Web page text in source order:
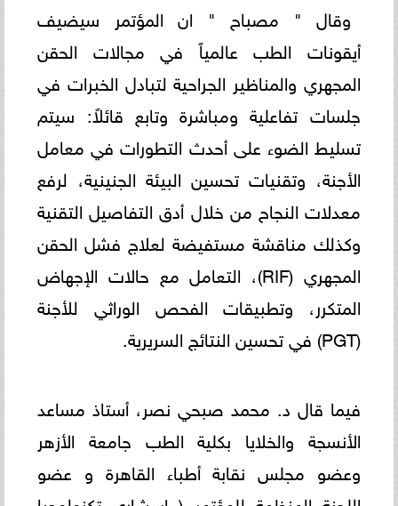
وقال " مصباح " ان المؤتمر سيضيف
أيقونات الطب عالمياً في مجالات الحقن
المجهري والمناظير الجراحية لتبادل الخبرات في
جلسات تفاعلية ومباشرة وتابع قائلاً: سيتم
تسليط الضوء على أحدث التطورات في معامل
الأجنة، وتقنيات تحسين البيئة الجنينية، لرفع
معدلات النجاح من خلال أدق التفاصيل التقنية
وكذلك مناقشة مستفيضة لعلاج فشل الحقن
المجهري (RIF)، التعامل مع حالات الإجهاض
المتكرر، وتطبيقات الفحص الوراثي للأجنة
(PGT) في تحسين النتائج السريرية.
فيما قال د. محمد صبحي نصر، أستاذ مساعد
الأنسجة والخلايا بكلية الطب جامعة الأزهر
وعضو مجلس نقابة أطباء القاهرة و عضو